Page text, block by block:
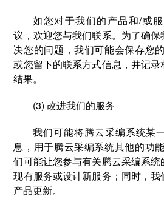
如您对于我们的产品和/或
议，欢迎您与我们联系。为了确
决您的问题，我们可能会保存您
或您留下的联系方式信息，并记
结果。
(3) 改进我们的服务
我们可能将腾云采编系统某
息，用于腾云采编系统其他的功
们可能让您参与有关腾云采编系
现有服务或设计新服务；同时，
产品更新。